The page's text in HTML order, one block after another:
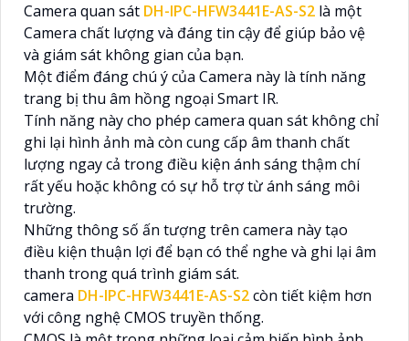
Camera quan sát DH-IPC-HFW3441E-AS-S2 là một
Camera chất lượng và đáng tin cậy để giúp bảo vệ
và giám sát không gian của bạn.
Một điểm đáng chú ý của Camera này là tính năng
trang bị thu âm hồng ngoại Smart IR.
Tính năng này cho phép camera quan sát không chỉ
ghi lại hình ảnh mà còn cung cấp âm thanh chất
lượng ngay cả trong điều kiện ánh sáng thậm chí
rất yếu hoặc không có sự hỗ trợ từ ánh sáng môi
trường.
Những thông số ấn tượng trên camera này tạo
điều kiện thuận lợi để bạn có thể nghe và ghi lại âm
thanh trong quá trình giám sát.
camera DH-IPC-HFW3441E-AS-S2còn tiết kiệm hơn
với công nghệ CMOS truyền thống.